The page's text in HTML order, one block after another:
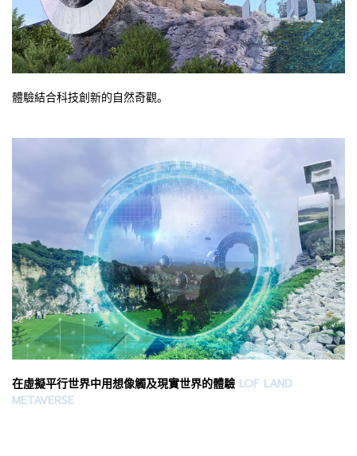
體驗結合科技創新的自然奇觀。
在虛擬平行世界中用想像觸及現實世界的體驗 LOF LAND
METAVERSE